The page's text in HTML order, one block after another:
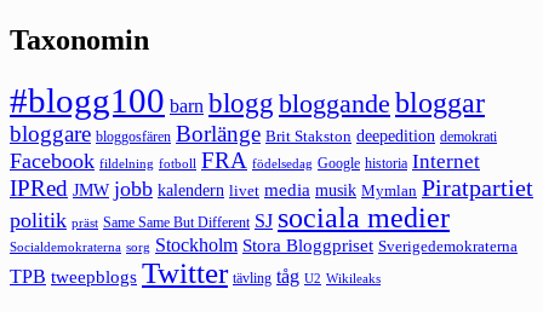
Taxonomin
#blogg100 barn blogg bloggande bloggar
bloggare bloggosfären Borlänge Brit Stakston deepedition demokrati
Facebook fildelning fotboll FRA födelsedag Google historia Internet
IPRed JMW jobb kalendern livet media musik Mymlan Piratpartiet
politik präst Same Same But Different SJ sociala medier
Socialdemokraterna sorg Stockholm Stora Bloggpriset Sverigedemokraterna
TPB tweepblogs Twitter tävling tåg U2 Wikileaks